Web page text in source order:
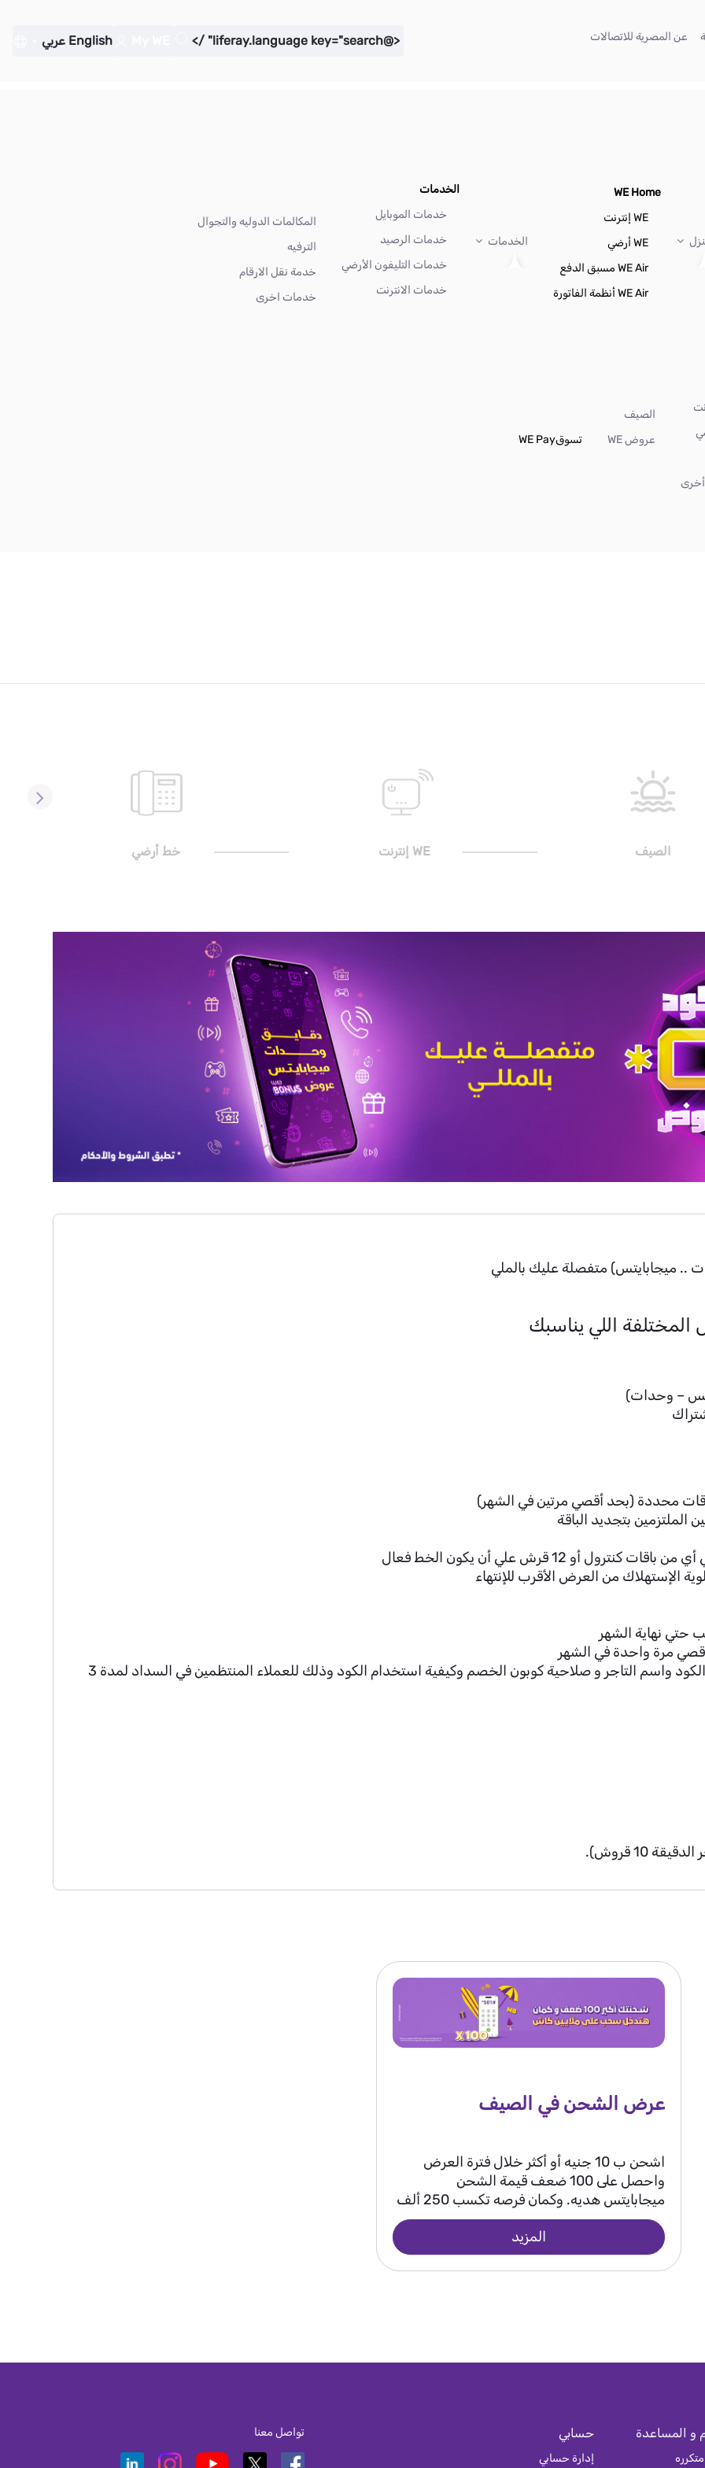
(current) عن المصرية للاتصالات <@liferay.language key="search" />
English عربي
WE Home
WE إنترنت
WE أرضي
WE Air مسبق الدفع
WE Air أنظمة الفاتورة
الخدمات
الخدمات
خدمات الموبايل
خدمات الرصيد
خدمات التليفون الأرضي
خدمات الانترنت
المكالمات الدوليه والتجوال
الترفيه
خدمة نقل الارقام
خدمات اخرى
الصيف
عروض WE
تسوقWE Pay
الصيف WE إنترنت خط أرضي
.. ميجابايتس) متفصلة عليك بالملي
اللي يناسبك
– وحدات)
محددة (بحد أقصي مرتين في الشهر)
الملتزمين بتجديد الباقة
أو 12 قرش علي أن يكون الخط فعال
الإستهلاك من العرض الأقرب للإنتهاء
حتي نهاية الشهر
مرة واحدة في الشهر
سوف يصل للعميل رسالة نصية تتضمن الكود واسم التاجر و صلاحية كوبون الخصم وكيفية استخدام الكود وذلك للعملاء المنتظمين في السداد لمدة 3
لدقيقة 10 قروش).
عرض الشحن في الصيف
اشحن ب 10 جنيه أو أكثر خلال فترة العرض
واحصل على 100 ضعف قيمة الشحن
ميجابايتس هديه. وكمان فرصه تكسب 250 ألف
جنيه كل أسبوعين أو 2 مليون جنيه الجايزه
الكبرى في نهاية العرض.المزيد
و المساعدة حسابي
إدارة حسابي
تواصل معنا